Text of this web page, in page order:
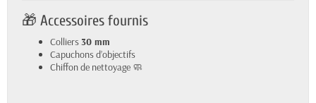
🎁 Accessoires fournis
Colliers30 mm
Capuchons d’objectifs
Chiffon de nettoyage 🧼